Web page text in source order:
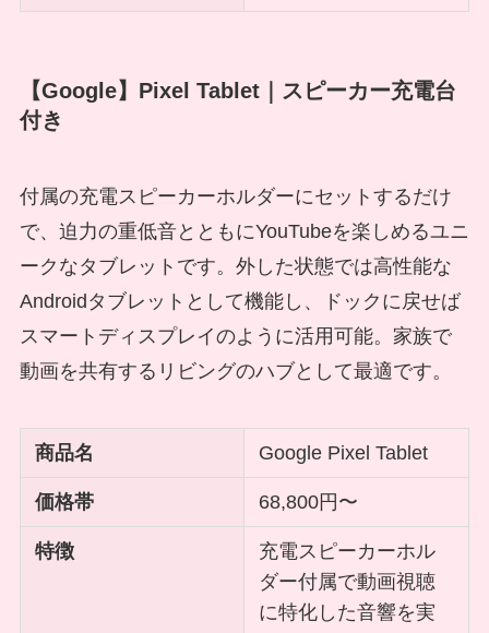
【Google】Pixel Tablet｜スピーカー充電台
付き
付属の充電スピーカーホルダーにセットするだけ
で、迫力の重低音とともにYouTubeを楽しめるユニ
ークなタブレットです。外した状態では高性能な
Androidタブレットとして機能し、ドックに戻せば
スマートディスプレイのように活用可能。家族で
動画を共有するリビングのハブとして最適です。
商品名 Google Pixel Tablet
価格帯 68,800円〜
特徴
充電スピーカーホル
ダー付属で動画視聴
に特化した音響を実